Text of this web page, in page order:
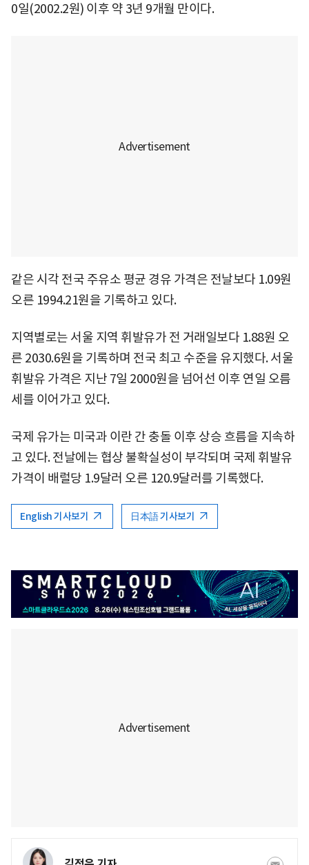
0일(2002.2원) 이후 약 3년 9개월 만이다.
같은 시각 전국 주유소 평균 경유 가격은 전날보다 1.09원
오른 1994.21원을 기록하고 있다.
지역별로는 서울 지역 휘발유가 전 거래일보다 1.88원 오
른 2030.6원을 기록하며 전국 최고 수준을 유지했다. 서울
휘발유 가격은 지난 7일 2000원을 넘어선 이후 연일 오름
세를 이어가고 있다.
국제 유가는 미국과 이란 간 충돌 이후 상승 흐름을 지속하
고 있다. 전날에는 협상 불확실성이 부각되며 국제 휘발유
가격이 배럴당 1.9달러 오른 120.9달러를 기록했다.
English 기사보기 日本語 기사보기